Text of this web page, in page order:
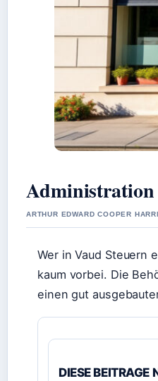
Administration
ARTHUR EDWARD COOPER
Wer in Vaud Steuern
kaum vorbei. Die
einen gut
DIESE BEITRAGE